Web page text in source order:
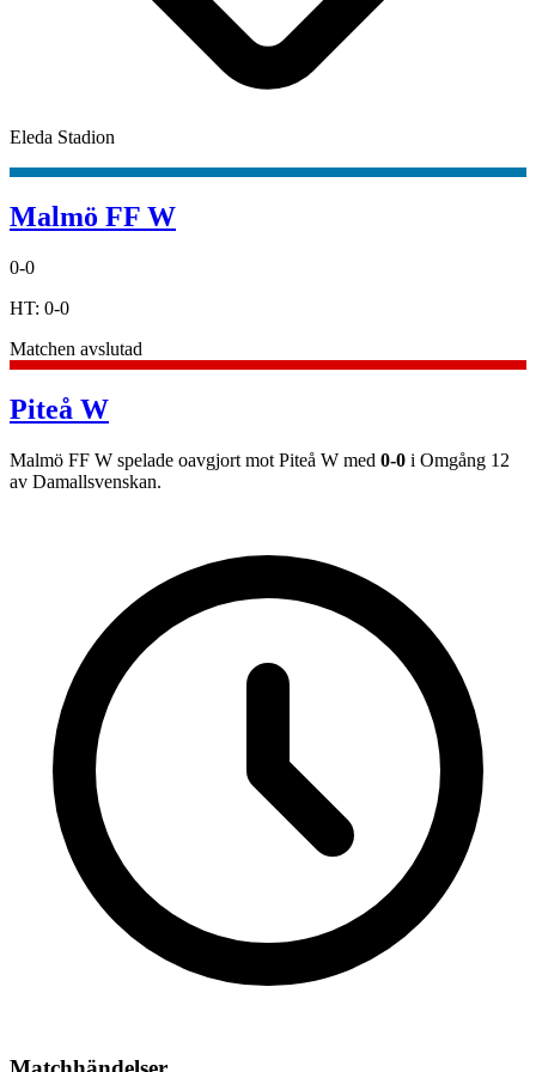
Eleda Stadion
Malmö FF W
0-0
HT: 0-0
Matchen avslutad
Piteå W
Malmö FF W spelade oavgjort mot Piteå W med 0-0 i Omgång 12
av Damallsvenskan.